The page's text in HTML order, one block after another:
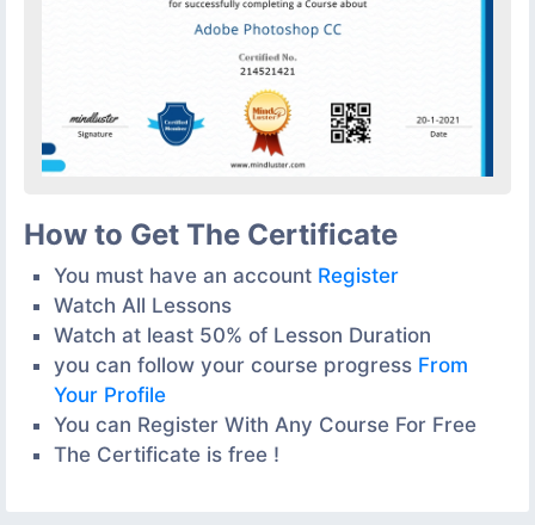
How to Get The Certificate
You must have an account Register
Watch All Lessons
Watch at least 50% of Lesson Duration
you can follow your course progress From
Your Profile
You can Register With Any Course For Free
The Certificate is free !